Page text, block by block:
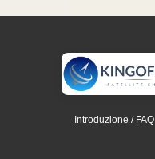
Introduzione / FAQ